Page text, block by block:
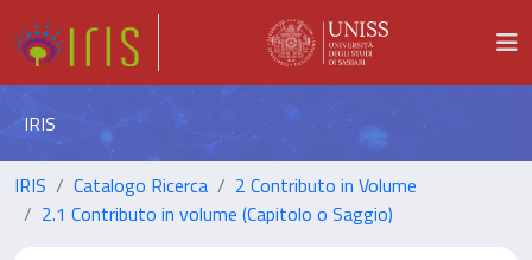
IRIS
IRIS Catalogo Ricerca
2 Contributo in Volume
2.1 Contributo in volume (Capitolo o Saggio)